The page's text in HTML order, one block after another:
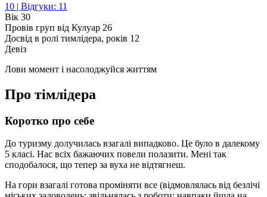
10 | Відгуки: 11
Вік 30
Провів груп від Кулуар 26
Досвід в ролі тимлідера, років 12
Девіз
Лови момент і насолоджуйся життям
Про тімлідера
Коротко про себе
До туризму долучилась взагалі випадково. Це було в далекому
5 класі. Нас всіх бажаючих повели полазити. Мені так
сподобалося, що тепер за вуха не відтягнеш.
На гори взагалі готова проміняти все (відмовлялась від безлічі